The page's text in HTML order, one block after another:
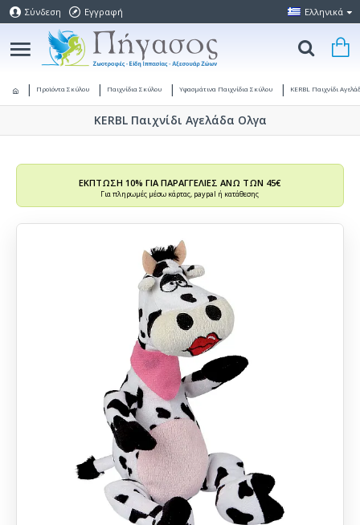
Σύνδεση Εγγραφή Ελληνικά
Προϊόντα Σκύλου Παιχνίδια Σκύλου Υφασμάτινα Παιχνίδια Σκύλου KERBL Παιχνίδι
KERBL Παιχνίδι Αγελάδα Ολγα
ΕΚΠΤΩΣΗ 10% ΓΙΑ ΠΑΡΑΓΓΕΛΙΕΣ ΑΝΩ ΤΩΝ 45€
Για πληρωμές μέσω κάρτας, paypal ή κατάθεσης